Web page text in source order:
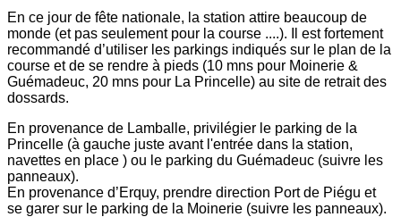
En ce jour de fête nationale, la station attire beaucoup de
monde (et pas seulement pour la course ....).
Il est fortement
recommandé d’utiliser les parkings indiqués sur le plan de la
course et de se rendre à pieds (10 mns pour Moinerie &
Guémadeuc, 20 mns pour La Princelle) au site de retrait des
dossards.
En provenance de Lamballe, privilégier le parking de la
Princelle (à gauche juste avant l'entrée dans la station,
navettes en place ) ou le parking du Guémadeuc (suivre les
panneaux).
En provenance d’Erquy, prendre direction Port de Piégu et
se garer sur le parking de la Moinerie (suivre les panneaux).